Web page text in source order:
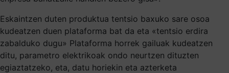
Eskaintzen duten produktua tentsio baxuko sare osoa
kudeatzen duen plataforma bat da eta «tentsio erdira
zabalduko dugu» Plataforma horrek gailuak kudeatzen
ditu, parametro elektrikoak ondo neurtzen dituzten
egiaztatzeko, eta, datu horiekin eta azterketa